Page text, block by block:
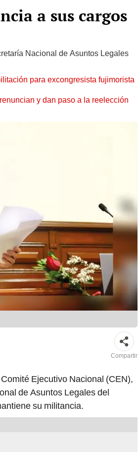
a sus cargos
Nacional de Asuntos Legales
para excongresista fujimorista
y dan paso a la reelección
Compartir
Ejecutivo Nacional (CEN),
de Asuntos Legales del
su militancia.